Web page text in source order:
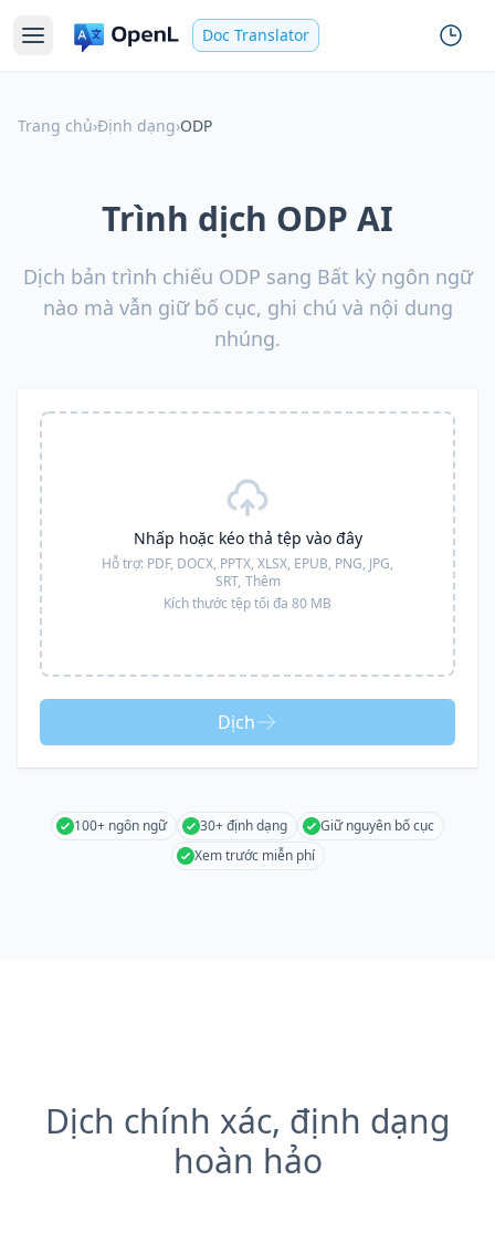
Doc Translator
Trang chủ›Định dạng›ODP
Trình dịch ODP AI
Dịch bản trình chiếu ODP sang Bất kỳ ngôn ngữ
nào mà vẫn giữ bố cục, ghi chú và nội dung
nhúng.
Nhấp hoặc kéo thả tệp vào đây
Hỗ trợ: PDF, DOCX, PPTX, XLSX, EPUB, PNG, JPG,
SRT, Thêm
Kích thước tệp tối đa 80 MB
Dịch
100+ ngôn ngữ 30+ định dạng
Giữ nguyên bố cục
Xem trước miễn phí
Dịch chính xác, định dạng
hoàn hảo